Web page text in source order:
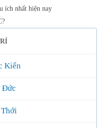
ích nhất hiện nay
Kiển
Đức